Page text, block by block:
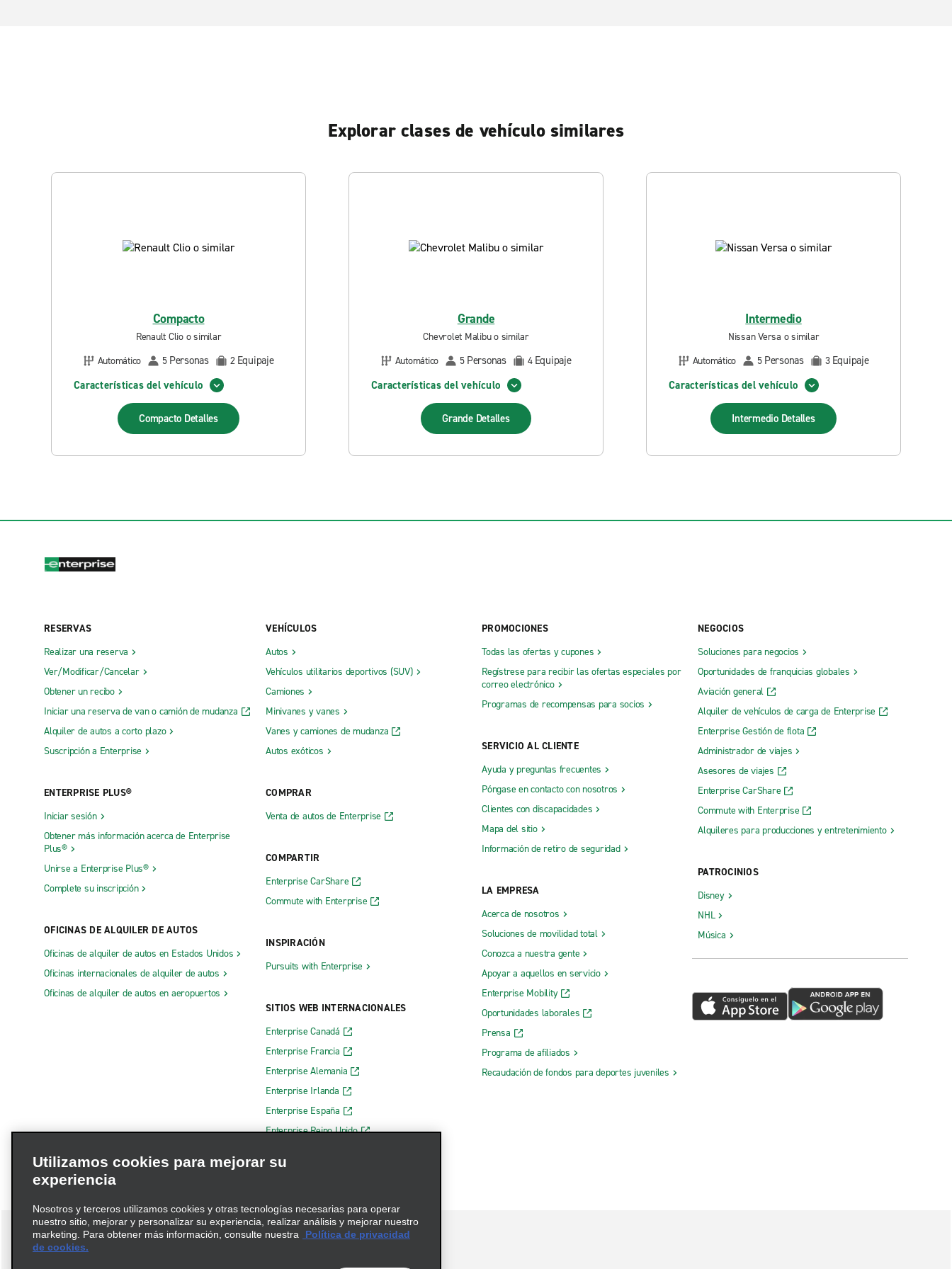
Explorar clases de vehículo similares
Compacto
Renault Clio o similar
Automático
5 Personas 2 Equipaje
Características del vehículo
Compacto Detalles
Grande
Chevrolet Malibu o similar
Automático
5 Personas 4 Equipaje
Características del vehículo
Grande Detalles
Intermedio
Nissan Versa o similar
Automático
5 Personas 3 Equipaje
Características del vehículo
Intermedio Detalles
RESERVAS
Realizar una reserva
Ver/Modificar/Cancelar
Obtener un recibo
Iniciar una reserva de van o camión de mudanza
Alquiler de autos a corto plazo
Suscripción a Enterprise
ENTERPRISE PLUS®
Iniciar sesión
Obtener más información acerca de Enterprise
Plus®
Unirse a Enterprise Plus®
Complete su inscripción
OFICINAS DE ALQUILER DE AUTOS
Oficinas de alquiler de autos en Estados Unidos
Oficinas internacionales de alquiler de autos
Oficinas de alquiler de autos en aeropuertos
VEHÍCULOS
Autos
Vehículos utilitarios deportivos (SUV)
Camiones
Minivanes y vanes
Vanes y camiones de mudanza
Autos exóticos
COMPRAR
Venta de autos de Enterprise
COMPARTIR
Enterprise CarShare
Commute with Enterprise
INSPIRACIÓN
Pursuits with Enterprise
SITIOS WEB INTERNACIONALES
Enterprise Canadá
Enterprise Francia
Enterprise Alemania
Enterprise Irlanda
Enterprise España
Enterprise Reino Unido
PROMOCIONES
Todas las ofertas y cupones
Regístrese para recibir las ofertas especiales por
correo electrónico
Programas de recompensas para socios
SERVICIO AL CLIENTE
Ayuda y preguntas frecuentes
Póngase en contacto con nosotros
Clientes con discapacidades
Mapa del sitio
Información de retiro de seguridad
LA EMPRESA
Acerca de nosotros
Soluciones de movilidad total
Conozca a nuestra gente
Apoyar a aquellos en servicio
Enterprise Mobility
Oportunidades laborales
Prensa
Programa de afiliados
Recaudación de fondos para deportes juveniles
NEGOCIOS
Soluciones para negocios
Oportunidades de franquicias globales
Aviación general
Alquiler de vehículos de carga de Enterprise
Enterprise Gestión de flota
Administrador de viajes
Asesores de viajes
Enterprise CarShare
Commute with Enterprise
Alquileres para producciones y entretenimiento
PATROCINIOS
Disney
NHL
Música
Utilizamos cookies para mejorar su
experiencia
Nosotros y terceros utilizamos cookies y otras tecnologías necesarias para operar
nuestro sitio, mejorar y personalizar su experiencia, realizar análisis y mejorar nuestro
marketing. Para obtener más información, consulte nuestra
Política de privacidad
de cookies.